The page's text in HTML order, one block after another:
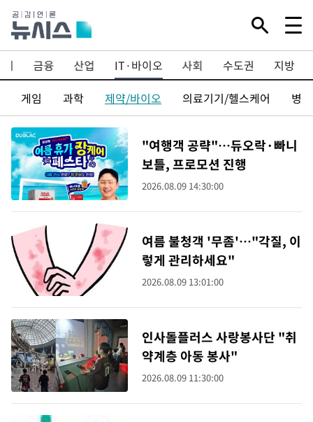
금융 산업 IT·바이오 사회 수도권
지방
게임
과학 제약/바이오 의료기기/헬스케어 병
"여행객 공략"…듀오락·빠니
보틀, 프로모션 진행
2026.08.09 14:30:00
여름 불청객 '무좀'…"각질, 이
렇게 관리하세요"
2026.08.09 13:01:00
인사돌플러스 사랑봉사단 "취
약계층 아동 봉사"
2026.08.09 11:30:00